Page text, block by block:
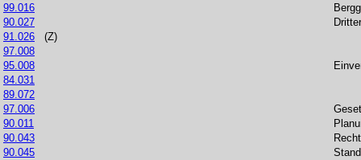
99.016
90.027
Dritter
91.026
(Z)
97.008
95.008
84.031
89.072
97.006
90.011
90.043
90.045